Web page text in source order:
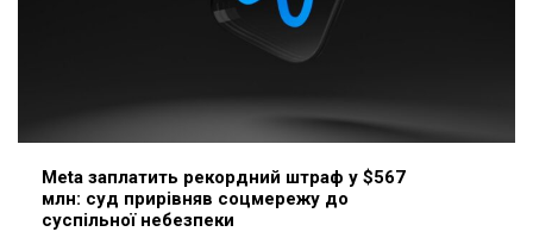
Meta заплатить рекордний штраф у $567
млн: суд прирівняв соцмережу до
суспільної небезпеки